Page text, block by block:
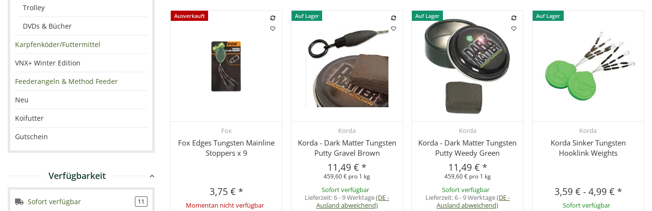
Ausverkauft
Schnellkauf
Fox
Fox Edges Tungsten Mainline
Stoppers x 9
3,75 € *
Momentan nicht verfügbar
Auf Lager
Schnellkauf
Korda
Korda - Dark Matter Tungsten
Putty Gravel Brown
11,49 € *
459,60 € pro 1 kg
Sofort verfügbar
Lieferzeit:6 - 9 Werktage(DE -
Ausland abweichend)
Auf Lager
Schnellkauf
Korda
Korda - Dark Matter Tungsten
Putty Weedy Green
11,49 € *
459,60 € pro 1 kg
Sofort verfügbar
Lieferzeit:6 - 9 Werktage(DE -
Ausland abweichend)
Auf Lager
Schnellkauf
Korda
Korda Sinker Tungsten
Hooklink Weights
3,59 €-4,99 € *
Sofort verfügbar
Trolley
DVDs & Bücher
Karpfenköder/Futtermittel
VNX+ Winter Edition
Feederangeln & Method Feeder
Neu
Koifutter
Gutschein
Verfügbarkeit
Sofort verfügbar 11